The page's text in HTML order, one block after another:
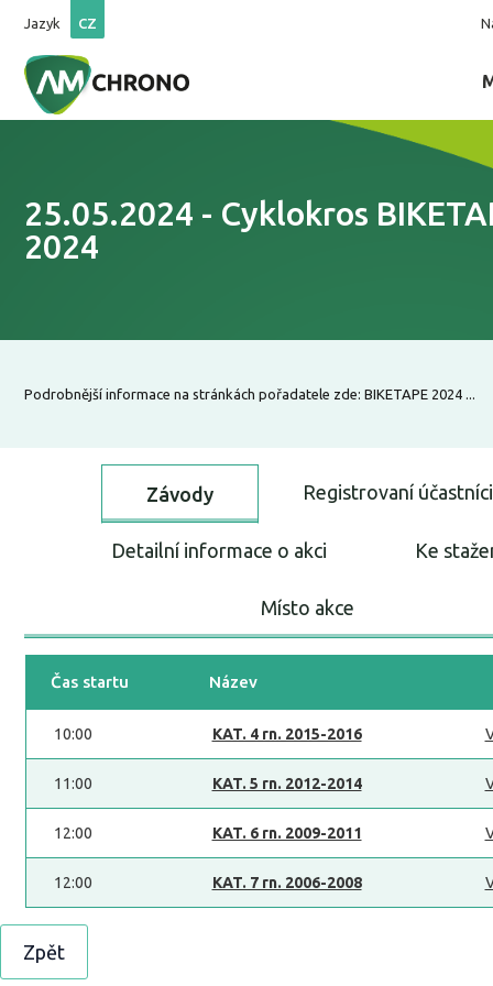
Jazyk CZ
25.05.2024 - Cyklokros
2024
Podrobnější informace na stránkách pořadatele zde: BIKETAPE 2024 ...
Závody Registrovaní účastníci
Detailní informace o akci Ke
Místo akce
Čas startu Název
10:00 KAT. 4 rn. 2015-2016
11:00 KAT. 5 rn. 2012-2014
12:00 KAT. 6 rn. 2009-2011
12:00 KAT. 7 rn. 2006-2008
Zpět